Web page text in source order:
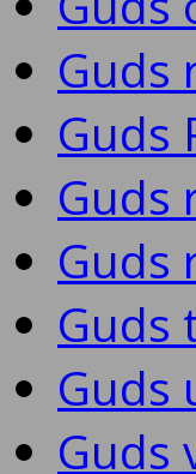
Guds
Guds
Guds
Guds
Guds
Guds
Guds